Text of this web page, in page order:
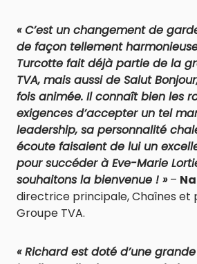
« C’est un changement de
de façon tellement
Turcotte fait déjà partie de la
TVA, mais aussi de Salut
fois animée. Il connaît bien les
exigences d’accepter un tel
leadership, sa personnalité
écoute faisaient de lui un
pour succéder à Eve-Marie
souhaitons la bienvenue ! »–
directrice principale, Chaînes et
Groupe TVA.
« Richard est doté d’une